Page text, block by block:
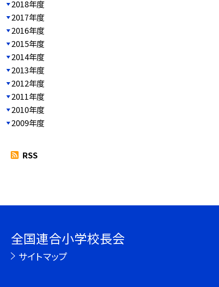
2018年度
2017年度
2016年度
2015年度
2014年度
2013年度
2012年度
2011年度
2010年度
2009年度
RSS
全国連合小学校長会
サイトマップ